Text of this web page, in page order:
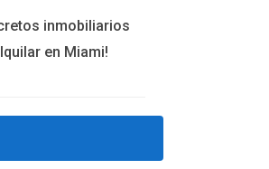
y establecer
inmobiliarios
en Miami!